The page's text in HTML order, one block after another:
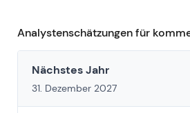
Analystenschätzungen für
Nächstes Jahr
31. Dezember 2027